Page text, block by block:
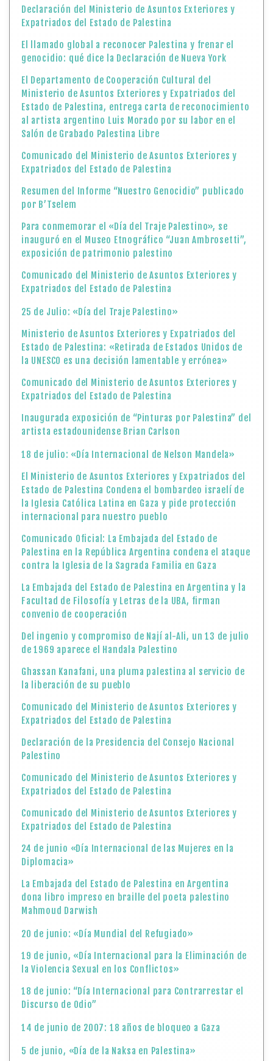
Declaración del Ministerio de Asuntos Exteriores y
Expatriados del Estado de Palestina
El llamado global a reconocer Palestina y frenar el
genocidio: qué dice la Declaración de Nueva York
El Departamento de Cooperación Cultural del
Ministerio de Asuntos Exteriores y Expatriados del
Estado de Palestina, entrega carta de reconocimiento
al artista argentino Luis Morado por su labor en el
Salón de Grabado Palestina Libre
Comunicado del Ministerio de Asuntos Exteriores y
Expatriados del Estado de Palestina
Resumen del Informe “Nuestro Genocidio” publicado
por B’Tselem
Para conmemorar el «Día del Traje Palestino», se
inauguró en el Museo Etnográfico “Juan Ambrosetti”,
exposición de patrimonio palestino
Comunicado del Ministerio de Asuntos Exteriores y
Expatriados del Estado de Palestina
25 de Julio: «Día del Traje Palestino»
Ministerio de Asuntos Exteriores y Expatriados del
Estado de Palestina: «Retirada de Estados Unidos de
la UNESCO es una decisión lamentable y errónea»
Comunicado del Ministerio de Asuntos Exteriores y
Expatriados del Estado de Palestina
Inaugurada exposición de “Pinturas por Palestina” del
artista estadounidense Brian Carlson
18 de julio: «Día Internacional de Nelson Mandela»
El Ministerio de Asuntos Exteriores y Expatriados del
Estado de Palestina Condena el bombardeo israelí de
la Iglesia Católica Latina en Gaza y pide protección
internacional para nuestro pueblo
Comunicado Oficial: La Embajada del Estado de
Palestina en la República Argentina condena el ataque
contra la Iglesia de la Sagrada Familia en Gaza
La Embajada del Estado de Palestina en Argentina y la
Facultad de Filosofía y Letras de la UBA, firman
convenio de cooperación
Del ingenio y compromiso de Nají al-Ali, un 13 de julio
de 1969 aparece el Handala Palestino
Ghassan Kanafani, una pluma palestina al servicio de
la liberación de su pueblo
Comunicado del Ministerio de Asuntos Exteriores y
Expatriados del Estado de Palestina
Declaración de la Presidencia del Consejo Nacional
Palestino
Comunicado del Ministerio de Asuntos Exteriores y
Expatriados del Estado de Palestina
Comunicado del Ministerio de Asuntos Exteriores y
Expatriados del Estado de Palestina
24 de junio «Día Internacional de las Mujeres en la
Diplomacia»
La Embajada del Estado de Palestina en Argentina
dona libro impreso en braille del poeta palestino
Mahmoud Darwish
20 de junio: «Día Mundial del Refugiado»
19 de junio, «Día Internacional para la Eliminación de
la Violencia Sexual en los Conflictos»
18 de junio: “Día Internacional para Contrarrestar el
Discurso de Odio”
14 de junio de 2007: 18 años de bloqueo a Gaza
5 de junio, «Día de la Naksa en Palestina»